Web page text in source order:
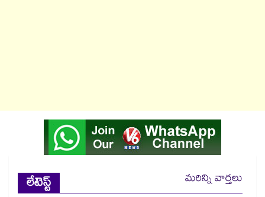
లేటెస్ట్
మరిన్ని వార్తలు